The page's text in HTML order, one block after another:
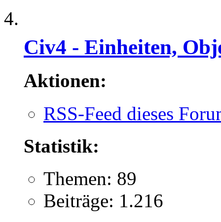
Civ4 - Einheiten,
Aktionen:
RSS-Feed dieses
Statistik:
Themen: 89
Beiträge: 1.216